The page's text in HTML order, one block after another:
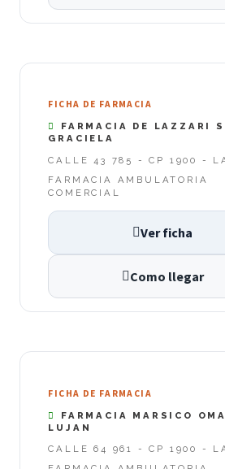
FICHA DE FARMACIA
FARMACIA DE LAZZARI
GRACIELA
CALLE 43 785 - CP 1900 -
FARMACIA AMBULATORIA
COMERCIAL
Ver ficha
Como llegar
FICHA DE FARMACIA
FARMACIA MARSICO
LUJAN
CALLE 64 961 - CP 1900 -